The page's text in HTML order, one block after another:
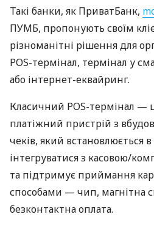
Такі банки, як ПриватБанк,
ПУМБ, пропонують своїм
різноманітні рішення для
POS-термінал, термінал у
або інтернет-еквайринг.
Класичний POS-термінал —
платіжний пристрій з
чеків, який встановлюється
інтегруватися з касовою/
та підтримує приймання
способами — чип, магнітна
безконтактна оплата.